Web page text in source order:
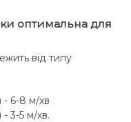
оптимальна для
від типу
- 6-8 м/хв
3-5 м/хв.